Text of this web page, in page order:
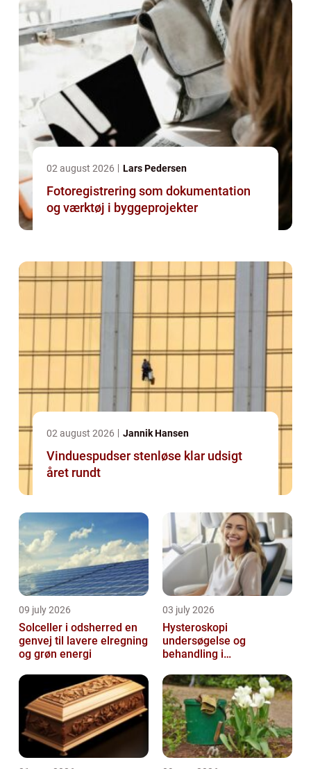
02 august 2026 Lars Pedersen
Fotoregistrering som dokumentation
og værktøj i byggeprojekter
02 august 2026 Jannik Hansen
Vinduespudser stenløse klar udsigt
året rundt
09 july 2026
Solceller i odsherred en
genvej til lavere elregning
og grøn energi
03 july 2026
Hysteroskopi
undersøgelse og
behandling i